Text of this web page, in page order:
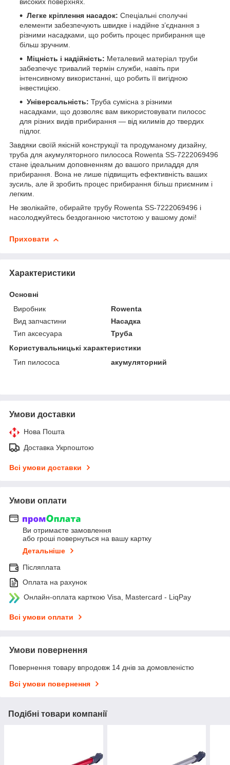
високих поверхнях.
Легке кріплення насадок: Спеціальні сполучні
елементи забезпечують швидке і надійне з’єднання з
різними насадками, що робить процес прибирання ще
більш зручним.
Міцність і надійність: Металевий матеріал труби
забезпечує тривалий термін служби, навіть при
інтенсивному використанні, що робить її вигідною
інвестицією.
Універсальність: Труба сумісна з різними
насадками, що дозволяє вам використовувати пилосос
для різних видів прибирання — від килимів до твердих
підлог.
Завдяки своїй якісній конструкції та продуманому дизайну,
труба для акумуляторного пилососа Rowenta SS-7222069496
стане ідеальним доповненням до вашого приладдя для
прибирання. Вона не лише підвищить ефективність ваших
зусиль, але й зробить процес прибирання більш приємним і
легким.
Не зволікайте, обирайте трубу Rowenta SS-7222069496 і
насолоджуйтесь бездоганною чистотою у вашому домі!
Приховати
Характеристики
Основні
Виробник
Rowenta
Вид запчастини
Насадка
Тип аксесуара
Труба
Користувальницькі характеристики
Тип пилососа
акумуляторний
Умови доставки
Нова Пошта
Доставка Укрпоштою
Всі умови доставки
Умови оплати
Ви отримаєте замовлення
або гроші повернуться на вашу картку
Детальніше
Післяплата
Оплата на рахунок
Онлайн-оплата карткою Visa, Mastercard - LiqPay
Всі умови оплати
Умови повернення
Повернення товару впродовж 14 днів за домовленістю
Всі умови повернення
Подібні товари компанії